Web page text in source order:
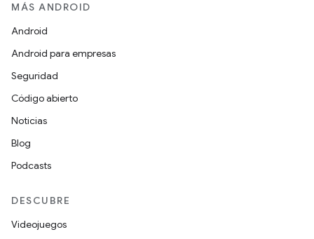
MÁS ANDROID
Android
Android para empresas
Seguridad
Código abierto
Noticias
Blog
Podcasts
DESCUBRE
Videojuegos